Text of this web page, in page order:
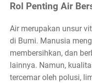
Rol Penting Air
Air merupakan unsur
di Bumi. Manusia
membersihkan, dan
lainnya. Namun,
tercemar oleh polusi,